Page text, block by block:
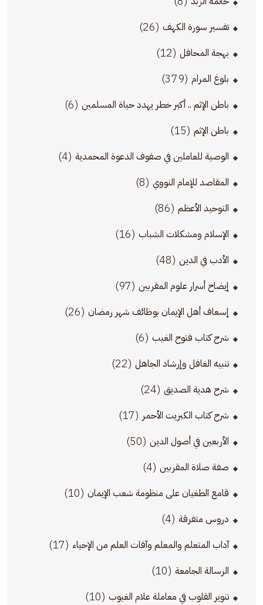
تفسير سورة الكهف (26)
بهجة المحافل (12)
بلوغ المرام (379)
باطن الإثم .. أكبر خطر يهدد حياة المسلمين (6)
باطن الإثم (15)
الوصية للعاملين في صفوف الدعوة المحمدية (4)
المقاصد للإمام النووي (8)
التوحيد الأعظم (86)
الإسلام ومشكلات الشباب (16)
الأدب في الدين (48)
إيضاح أسرار علوم المقربين (97)
إسعاف أهل الإيمان بوظائف شهر رمضان (26)
شرح كتاب فتوح الغيب (6)
تنبيه الغافل وإرشاد الجاهل (22)
شرح هدية الصديق (24)
شرح كتاب الكبريت الأحمر (17)
الأربعين في أصول الدين (50)
صفة صلاة المقربين (4)
قامع الطغيان على منظومة شعب الإيمان (10)
دروس متفرقة (4)
آداب المتعلم والمعلم وآفات العلم من الإحياء (17)
الرسالة الجامعة (10)
تنوير القلوب في معاملة علام الغيوب (10)